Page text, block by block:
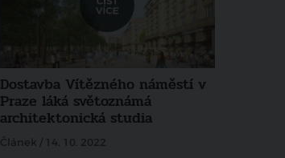
Dostavba Vítězného náměstí v
Praze láká světoznámá
architektonická studia
Článek / 14. 10. 2022